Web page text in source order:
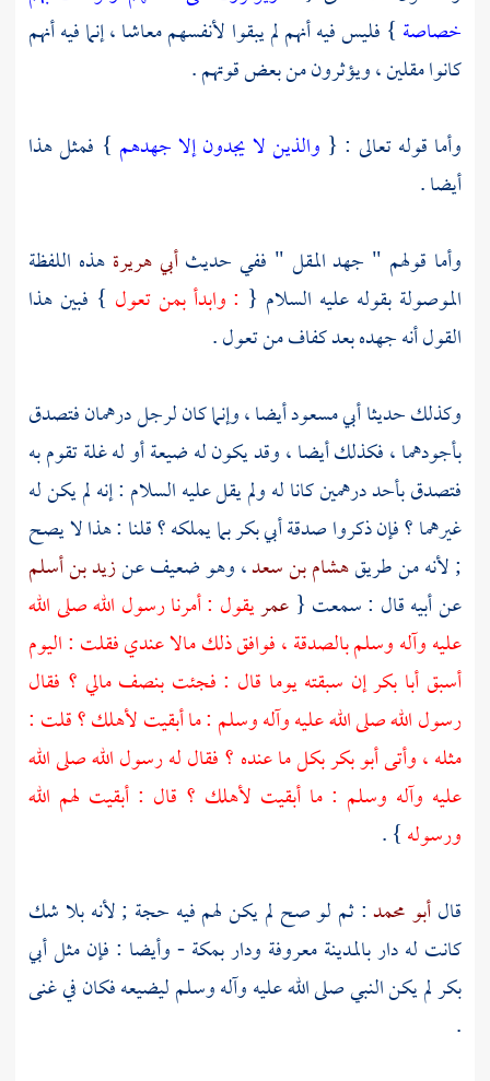
خصاصة } فليس فيه أنهم لم يبقوا لأنفسهم معاشا ، إنما فيه أنهم
كانوا مقلين ، ويؤثرون من بعض قوتهم .
وأما قوله تعالى : { والذين لا يجدون إلا جهدهم } فمثل هذا
أيضا .
وأما قولهم " جهد المقل " ففي حديثأبي هريرة هذه اللفظة
الموصولة بقوله عليه السلام { : وابدأ بمن تعول } فبين هذا
القول أنه جهده بعد كفاف من تعول .
وكذلك حديثاأبي مسعودأيضا ، وإنما كان لرجل درهمان فتصدق
بأجودهما ، فكذلك أيضا ، وقد يكون له ضيعة أو له غلة تقوم به
فتصدق بأحد درهمين كانا له ولم يقل عليه السلام : إنه لم يكن له
غيرهما ؟ فإن ذكروا صدقةأبي بكربما يملكه ؟ قلنا : هذا لا يصح
; لأنه من طريقهشام بن سعد، وهو ضعيف عنزيد بن أسلم
عن أبيه قال : سمعت { عمريقول : أمرنا رسول الله صلى الله
عليه وآله وسلم بالصدقة ، فوافق ذلك مالا عندي فقلت : اليوم
أسبقأبا بكرإن سبقته يوما قال : فجئت بنصف مالي ؟ فقال
رسول الله صلى الله عليه وآله وسلم : ما أبقيت لأهلك ؟ قلت :
مثله ، وأتىأبو بكربكل ما عنده ؟ فقال له رسول الله صلى الله
عليه وآله وسلم : ما أبقيت لأهلك ؟ قال : أبقيت لهم الله
ورسوله} .
قالأبو محمد: ثم لو صح لم يكن لهم فيه حجة ; لأنه بلا شك
كانت له داربالمدينةمعروفة وداربمكة- وأيضا : فإن مثلأبي
بكرلم يكن النبي صلى الله عليه وآله وسلم ليضيعه فكان في غنى
.